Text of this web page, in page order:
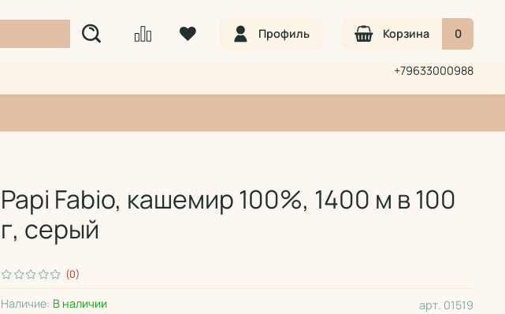
Профиль Корзина 0
+79633000988
(0)
арт. 01519
Наличие: В наличии
Papi Fabio, кашемир 100%, 1400 м в 100
г, серый